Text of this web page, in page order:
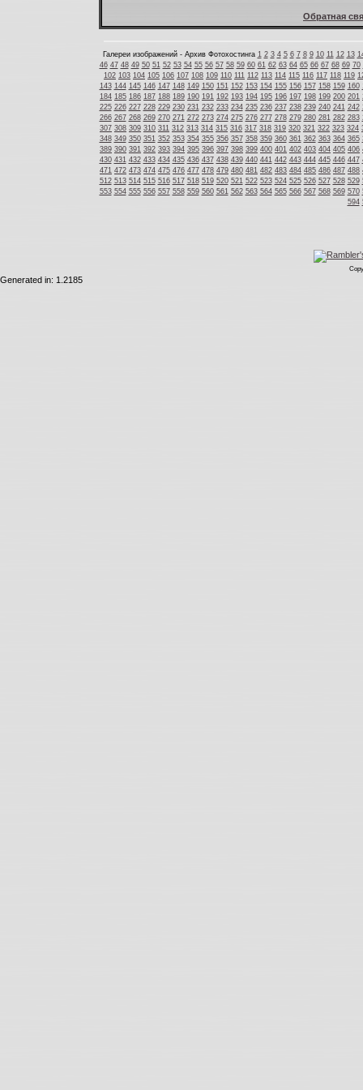
Обратная
Галереи изображений - Архив Фотохостинга 1 2 3 4 5 6 7 8 9 10 11 12 13
46 47 48 49 50 51 52 53 54 55 56 57 58 59 60 61 62 63 64 65 66 67 68 69 70
102 103 104 105 106 107 108 109 110 111 112 113 114 115 116 117 118 119
143 144 145 146 147 148 149 150 151 152 153 154 155 156 157 158 159 160
184 185 186 187 188 189 190 191 192 193 194 195 196 197 198 199 200 201
225 226 227 228 229 230 231 232 233 234 235 236 237 238 239 240 241 242
266 267 268 269 270 271 272 273 274 275 276 277 278 279 280 281 282 283
307 308 309 310 311 312 313 314 315 316 317 318 319 320 321 322 323 324
348 349 350 351 352 353 354 355 356 357 358 359 360 361 362 363 364 365
389 390 391 392 393 394 395 396 397 398 399 400 401 402 403 404 405 406
430 431 432 433 434 435 436 437 438 439 440 441 442 443 444 445 446 447
471 472 473 474 475 476 477 478 479 480 481 482 483 484 485 486 487 488
512 513 514 515 516 517 518 519 520 521 522 523 524 525 526 527 528 529
553 554 555 556 557 558 559 560 561 562 563 564 565 566 567 568 569 570
594
Generated in: 1.2185